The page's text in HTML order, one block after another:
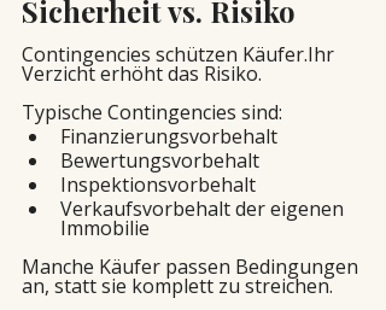
Sicherheit vs. Risiko
Contingencies schützen Käufer.Ihr
Verzicht erhöht das Risiko.
Typische Contingencies sind:
Finanzierungsvorbehalt
Bewertungsvorbehalt
Inspektionsvorbehalt
Verkaufsvorbehalt der eigenen
Immobilie
Manche Käufer passen Bedingungen
an, statt sie komplett zu streichen.